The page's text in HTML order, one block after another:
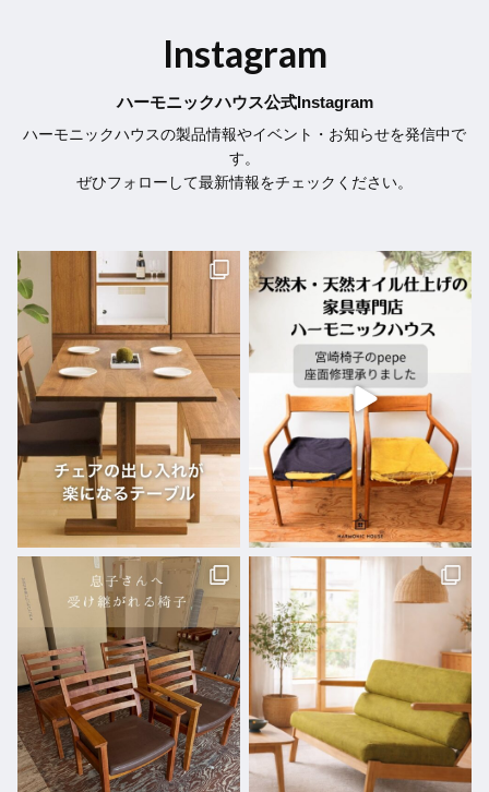
Instagram
ハーモニックハウス公式Instagram
ハーモニックハウスの製品情報やイベント・お知らせを発信中で
す。
ぜひフォローして最新情報をチェックください。